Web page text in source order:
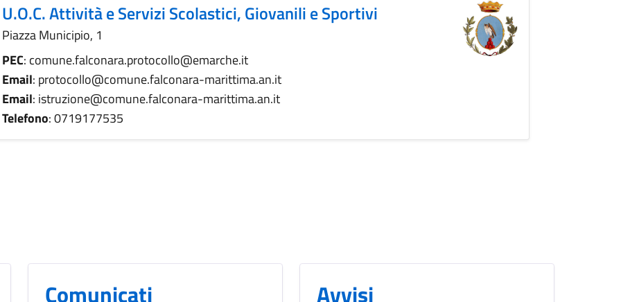
U.O.C. Attività e Servizi Scolastici, Giovanili e Sportivi
Piazza Municipio, 1
PEC: comune.falconara.protocollo@emarche.it
Email: protocollo@comune.falconara-marittima.an.it
Email: istruzione@comune.falconara-marittima.an.it
Telefono: 0719177535
Comunicati Avvisi